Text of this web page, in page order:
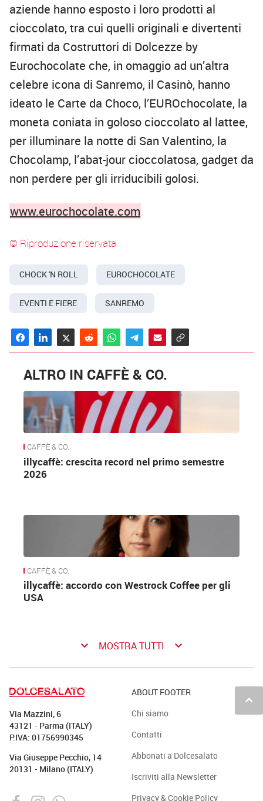
aziende hanno esposto i loro prodotti al
cioccolato, tra cui quelli originali e divertenti
firmati da Costruttori di Dolcezze by
Eurochocolate che, in omaggio ad un’altra
celebre icona di Sanremo, il Casinò, hanno
ideato le Carte da Choco, l’EUROchocolate, la
moneta coniata in goloso cioccolato al lattee,
per illuminare la notte di San Valentino, la
Chocolamp, l’abat-jour cioccolatosa, gadget da
non perdere per gli irriducibili golosi.
www.eurochocolate.com
© Riproduzione riservata
CHOCK 'N ROLL EUROCHOCOLATE
EVENTI E FIERE SANREMO
ALTRO IN CAFFÈ & CO.
CAFFÈ & CO.
illycaffè: crescita record nel primo semestre
2026
CAFFÈ & CO.
illycaffè: accordo con Westrock Coffee per gli
USA
keyboard_arrow_down MOSTRA TUTTI keyboard_arrow_down
keyboard_arrow_up
Via Mazzini, 6
43121 - Parma (ITALY)
P.IVA: 01756990345
Via Giuseppe Pecchio, 14
20131 - Milano (ITALY)
ABOUT FOOTER
Chi siamo
Contatti
Abbonati a Dolcesalato
Iscriviti alla Newsletter
Privacy & Cookie Policy